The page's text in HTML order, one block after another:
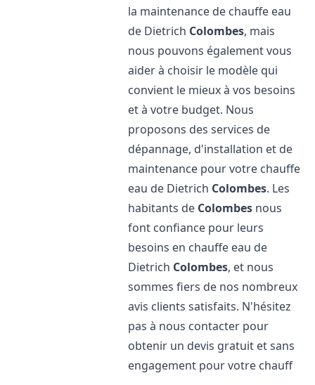
la maintenance de chauffe eau
de Dietrich Colombes, mais
nous pouvons également vous
aider à choisir le modèle qui
convient le mieux à vos besoins
et à votre budget. Nous
proposons des services de
dépannage, d'installation et de
maintenance pour votre chauffe
eau de Dietrich Colombes. Les
habitants de Colombes nous
font confiance pour leurs
besoins en chauffe eau de
Dietrich Colombes, et nous
sommes fiers de nos nombreux
avis clients satisfaits. N'hésitez
pas à nous contacter pour
obtenir un devis gratuit et sans
engagement pour votre chauff